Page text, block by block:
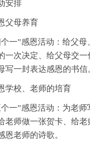
安排
父母养育
一”感恩活动：给父母
一次决定、给父母交一
写一封表达感恩的书信
学校、老师的培育
一”感恩活动：为老师
老师做一张贺卡、给老
恩老师的诗歌。